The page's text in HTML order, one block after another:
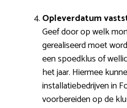
Opleverdatum
Geef door op welk
gerealiseerd moet
een spoedklus of
het jaar. Hiermee
installatiebedrijven in
voorbereiden op de